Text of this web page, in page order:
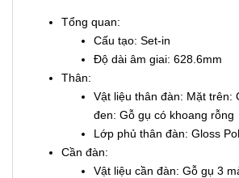
Tổng quan:
Cấu tạo: Set-in
Độ dài âm giai: 628.6mm
Thân:
Vật liệu thân đàn: Mặt trên:
đen: Gỗ gụ có khoang rỗng
Lớp phủ thân đàn: Gloss
Cần đàn:
Vật liệu cần đàn: Gỗ gụ 3